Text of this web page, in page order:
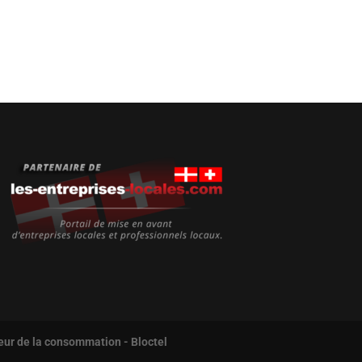
de la consommation - Bloctel